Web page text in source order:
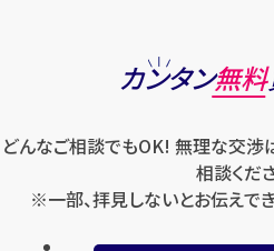
カンタン無
どんなご相談でもOK! 無理な交渉
相談くだ
※一部、拝見しないとお伝えで